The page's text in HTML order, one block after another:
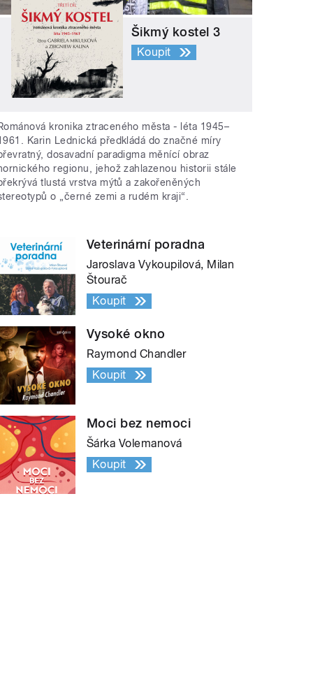
Šikmý kostel 3
Koupit
kronika ztraceného města - léta 1945–
Karin Lednická předkládá do značné míry
dosavadní paradigma měnící obraz
regionu, jehož zahlazenou historii stále
tlustá vrstva mýtů a zakořeněných
o „černé zemi a rudém kraji“.
Veterinární poradna
Jaroslava Vykoupilová, Milan
Štourač
Koupit
Vysoké okno
Raymond Chandler
Koupit
Moci bez nemoci
Šárka Volemanová
Koupit